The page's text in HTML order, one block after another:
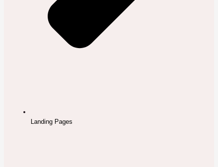
Landing Pages